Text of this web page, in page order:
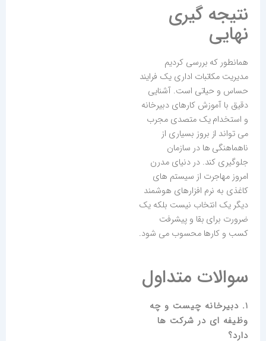
نتیجه گیری
نهایی
همانطور که بررسی کردیم
مدیریت مکاتبات اداری یک فرایند
حساس و حیاتی است. آشنایی
دقیق با آموزش کارهای دبیرخانه
و استخدام یک متصدی مجرب
می تواند از بروز بسیاری از
ناهماهنگی ها در سازمان
جلوگیری کند. در دنیای مدرن
امروز مهاجرت از سیستم های
کاغذی به نرم افزارهای هوشمند
دیگر یک انتخاب نیست بلکه یک
ضرورت برای بقا و پیشرفت
کسب و کارها محسوب می شود.
سوالات متداول
1. دبیرخانه چیست و چه
وظیفه ای در شرکت ها
دارد؟